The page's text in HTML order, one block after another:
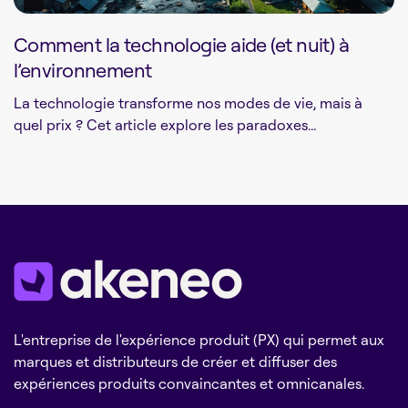
Comment la technologie aide (et nuit) à
l’environnement
La technologie transforme nos modes de vie, mais à
quel prix ? Cet article explore les paradoxes...
L'entreprise de l'expérience produit (PX) qui permet aux
marques et distributeurs de créer et diffuser des
expériences produits convaincantes et omnicanales.